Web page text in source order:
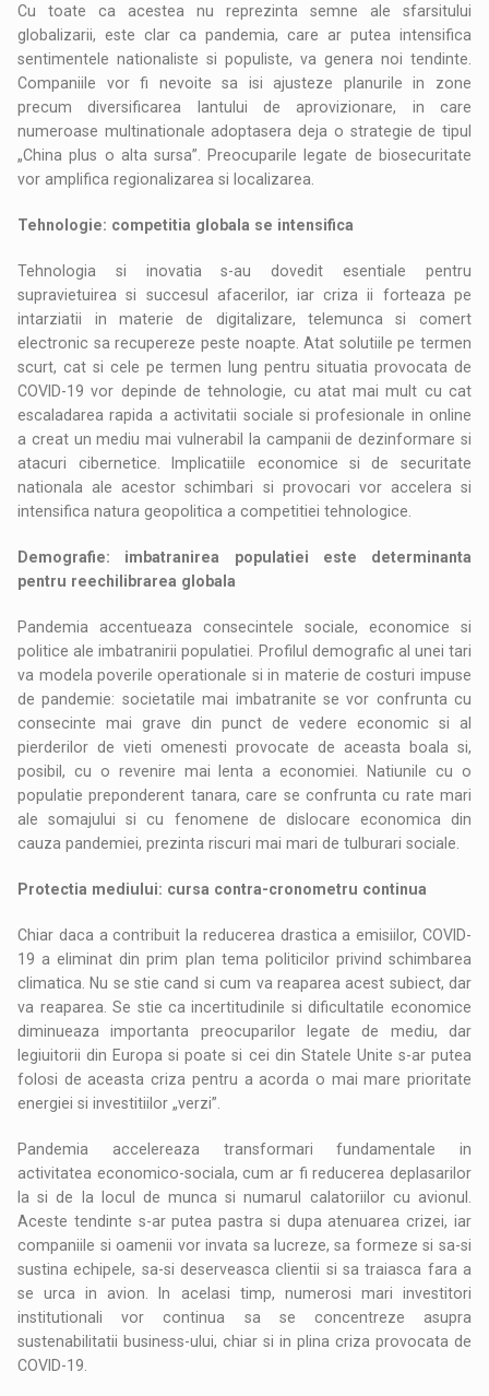
Cu toate ca acestea nu reprezinta semne ale sfarsitului
globalizarii, este clar ca pandemia, care ar putea intensifica
sentimentele nationaliste si populiste, va genera noi tendinte.
Companiile vor fi nevoite sa isi ajusteze planurile in zone
precum diversificarea lantului de aprovizionare, in care
numeroase multinationale adoptasera deja o strategie de tipul
„China plus o alta sursa”. Preocuparile legate de biosecuritate
vor amplifica regionalizarea si localizarea.
Tehnologie: competitia globala se intensifica
Tehnologia si inovatia s-au dovedit esentiale pentru
supravietuirea si succesul afacerilor, iar criza ii forteaza pe
intarziatii in materie de digitalizare, telemunca si comert
electronic sa recupereze peste noapte. Atat solutiile pe termen
scurt, cat si cele pe termen lung pentru situatia provocata de
COVID-19 vor depinde de tehnologie, cu atat mai mult cu cat
escaladarea rapida a activitatii sociale si profesionale in online
a creat un mediu mai vulnerabil la campanii de dezinformare si
atacuri cibernetice. Implicatiile economice si de securitate
nationala ale acestor schimbari si provocari vor accelera si
intensifica natura geopolitica a competitiei tehnologice.
Demografie: imbatranirea populatiei este determinanta
pentru reechilibrarea globala
Pandemia accentueaza consecintele sociale, economice si
politice ale imbatranirii populatiei. Profilul demografic al unei tari
va modela poverile operationale si in materie de costuri impuse
de pandemie: societatile mai imbatranite se vor confrunta cu
consecinte mai grave din punct de vedere economic si al
pierderilor de vieti omenesti provocate de aceasta boala si,
posibil, cu o revenire mai lenta a economiei. Natiunile cu o
populatie preponderent tanara, care se confrunta cu rate mari
ale somajului si cu fenomene de dislocare economica din
cauza pandemiei, prezinta riscuri mai mari de tulburari sociale.
Protectia mediului: cursa contra-cronometru continua
Chiar daca a contribuit la reducerea drastica a emisiilor, COVID-
19 a eliminat din prim plan tema politicilor privind schimbarea
climatica. Nu se stie cand si cum va reaparea acest subiect, dar
va reaparea. Se stie ca incertitudinile si dificultatile economice
diminueaza importanta preocuparilor legate de mediu, dar
legiuitorii din Europa si poate si cei din Statele Unite s-ar putea
folosi de aceasta criza pentru a acorda o mai mare prioritate
energiei si investitiilor „verzi”.
Pandemia accelereaza transformari fundamentale in
activitatea economico-sociala, cum ar fi reducerea deplasarilor
la si de la locul de munca si numarul calatoriilor cu avionul.
Aceste tendinte s-ar putea pastra si dupa atenuarea crizei, iar
companiile si oamenii vor invata sa lucreze, sa formeze si sa-si
sustina echipele, sa-si deserveasca clientii si sa traiasca fara a
se urca in avion. In acelasi timp, numerosi mari investitori
institutionali vor continua sa se concentreze asupra
sustenabilitatii business-ului, chiar si in plina criza provocata de
COVID-19.